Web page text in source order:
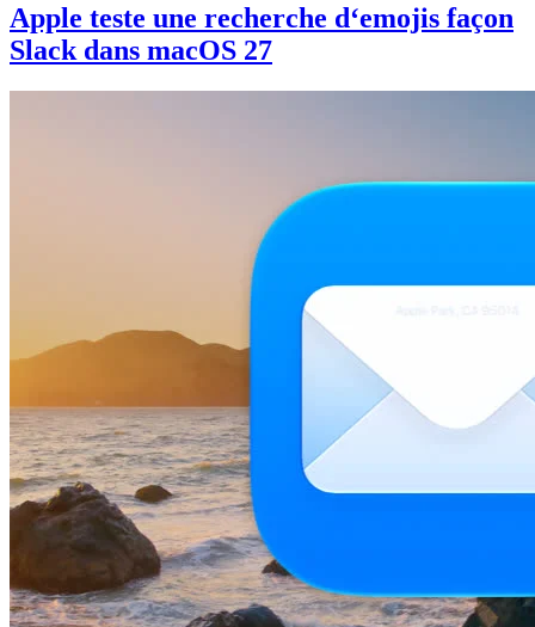
Apple teste une recherche d‘emojis façon
Slack dans macOS 27